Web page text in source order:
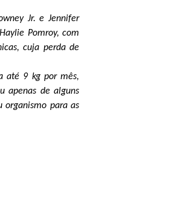
Jr. e Jennifer
Pomroy, com
cuja perda de
até 9 kg por mês,
apenas de alguns
organismo para as